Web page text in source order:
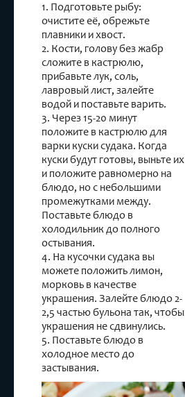
1. Подготовьте рыбу:
очистите её, обрежьте
плавники и хвост.
2. Кости, голову без жабр
сложите в кастрюлю,
прибавьте лук, соль,
лавровый лист, залейте
водой и поставьте варить.
3. Через 15-20 минут
положите в кастрюлю для
варки куски судака. Когда
куски будут готовы, выньте их
и положите равномерно на
блюдо, но с небольшими
промежутками между.
Поставьте блюдо в
холодильник до полного
остывания.
4. На кусочки судака вы
можете положить лимон,
морковь в качестве
украшения. Залейте блюдо 2-
2,5 частью бульона так, чтобы
украшения не сдвинулись.
5. Поставьте блюдо в
холодное место до
застывания.